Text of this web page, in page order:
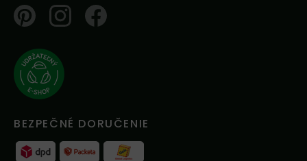
PinterestInstagramFacebook
BEZPEČNÉ DORUČENIE